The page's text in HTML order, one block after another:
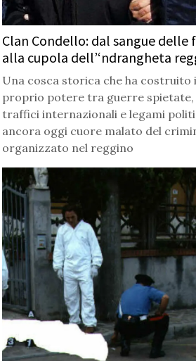
Clan Condello: dal sangue delle
alla cupola dell’‘ndrangheta
Una cosca storica che ha costruito
proprio potere tra guerre spietate,
traffici internazionali e legami
ancora oggi cuore malato del
organizzato nel reggino